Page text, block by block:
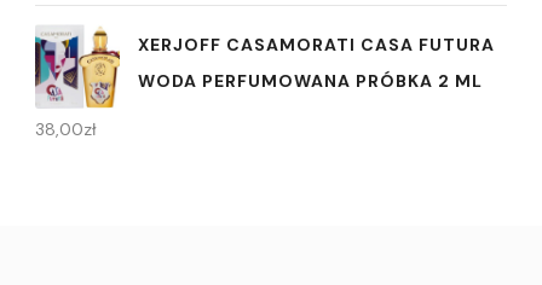
XERJOFF CASAMORATI CASA FUTURA
WODA PERFUMOWANA PRÓBKA 2 ML
38,00zł